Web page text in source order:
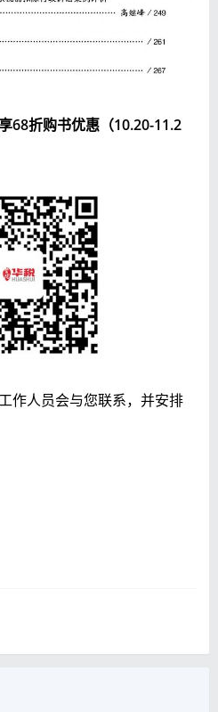
68折购书优惠（10.20-11.2
作人员会与您联系，并安排